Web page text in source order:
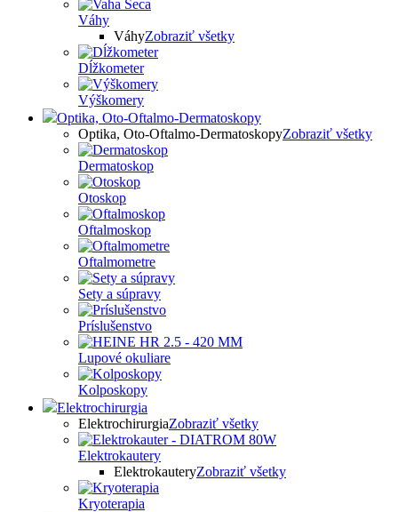
Váhy
VáhyZobraziť všetky
Dĺžkometer
Výškomery
Optika, Oto-Oftalmo-Dermatoskopy
Optika, Oto-Oftalmo-DermatoskopyZobraziť všetky
Dermatoskop
Otoskop
Oftalmoskop
Oftalmometre
Sety a súpravy
Príslušenstvo
Lupové okuliare
Kolposkopy
Elektrochirurgia
ElektrochirurgiaZobraziť všetky
Elektrokautery
ElektrokauteryZobraziť všetky
Kryoterapia